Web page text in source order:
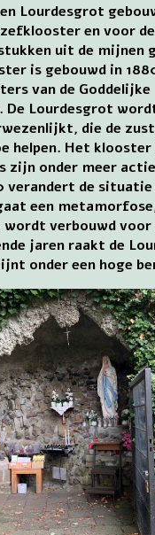
Lourdesgrot
en voor
uit de mijnen
is gebouwd in
van de Goddelijke
De Lourdesgrot
die de
helpen. Het
zijn onder meer
verandert de situatie
een
wordt verbouwd
jaren raakt de
onder een hoge